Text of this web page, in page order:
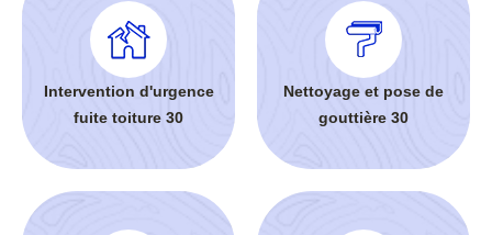
Intervention d'urgence
fuite toiture 30
Nettoyage et pose de
gouttière 30